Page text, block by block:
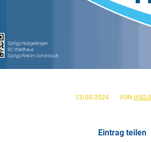
13/08/2024
/ VON
Eintrag teilen